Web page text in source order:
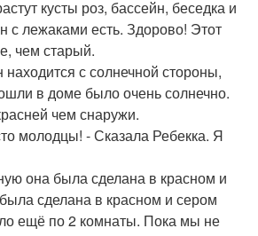
кусты роз, бассейн, беседка и
с лежаками есть. Здорово! Этот
чем старый.
с солнечной стороны,
в доме было очень солнечно.
чем снаружи.
молодцы! - Сказала Ребекка. Я
она была сделана в красном и
сделана в красном и сером
ещё по 2 комнаты. Пока мы не